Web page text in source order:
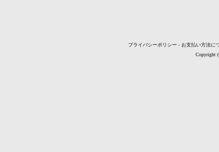
プライバシーポリシー - お支払い方法に
Copyright